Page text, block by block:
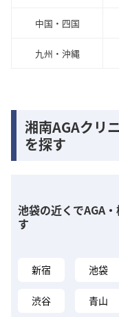
中国・四国
九州・沖縄
湘南AGAクリ
を探す
池袋の近くでAGA
す
新宿 池袋
渋谷 青山